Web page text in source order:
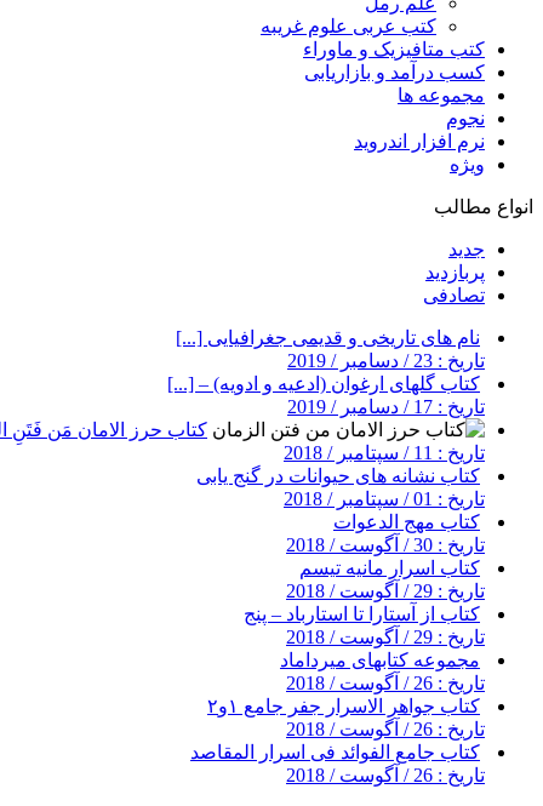
کتب عربی علوم غریبه
کتب متافیزیک و ماوراء
کسب درآمد و بازاریابی
مجموعه ها
نجوم
نرم افزار اندروید
ویژه
انواع مطالب
جدید
پربازدید
تصادفی
نام های تاریخی و قدیمی جغرافیایی [...]
تاریخ : 23 / دسامبر / 2019
کتاب گلهای ارغوان (ادعیه و ادویه) – [...]
تاریخ : 17 / دسامبر / 2019
کتاب حرز الامان مَن فَتَنِ
تاریخ : 11 / سپتامبر / 2018
کتاب نشانه های حیوانات در گنج یابی
تاریخ : 01 / سپتامبر / 2018
کتاب مهج الدعوات
تاریخ : 30 / آگوست / 2018
کتاب اسرار مانیه تیسم
تاریخ : 29 / آگوست / 2018
کتاب از آستارا تا استارباد – پنج
تاریخ : 29 / آگوست / 2018
مجموعه کتابهای میرداماد
تاریخ : 26 / آگوست / 2018
کتاب جواهر الاسرار جفر جامع ۱و۲
تاریخ : 26 / آگوست / 2018
کتاب جامع الفوائد فی اسرار المقاصد
تاریخ : 26 / آگوست / 2018